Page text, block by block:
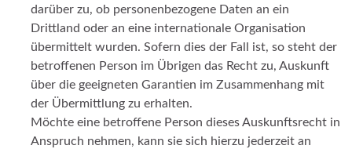
darüber zu, ob personenbezogene Daten an ein
Drittland oder an eine internationale Organisation
übermittelt wurden. Sofern dies der Fall ist, so steht der
betroffenen Person im Übrigen das Recht zu, Auskunft
über die geeigneten Garantien im Zusammenhang mit
der Übermittlung zu erhalten.
Möchte eine betroffene Person dieses Auskunftsrecht in
Anspruch nehmen, kann sie sich hierzu jederzeit an